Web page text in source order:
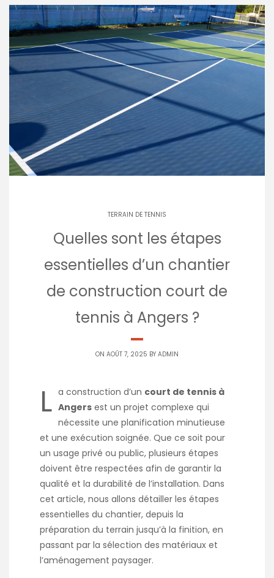
TERRAIN DE TENNIS
Quelles sont les étapes
essentielles d’un chantier
de construction court de
tennis à Angers ?
ON AOÛT 7, 2025 BY ADMIN
L a construction d’un court de tennis à
Angers est un projet complexe qui
nécessite une planification minutieuse
et une exécution soignée. Que ce soit pour
un usage privé ou public, plusieurs étapes
doivent être respectées afin de garantir la
qualité et la durabilité de l’installation. Dans
cet article, nous allons détailler les étapes
essentielles du chantier, depuis la
préparation du terrain jusqu’à la finition, en
passant par la sélection des matériaux et
l’aménagement paysager.